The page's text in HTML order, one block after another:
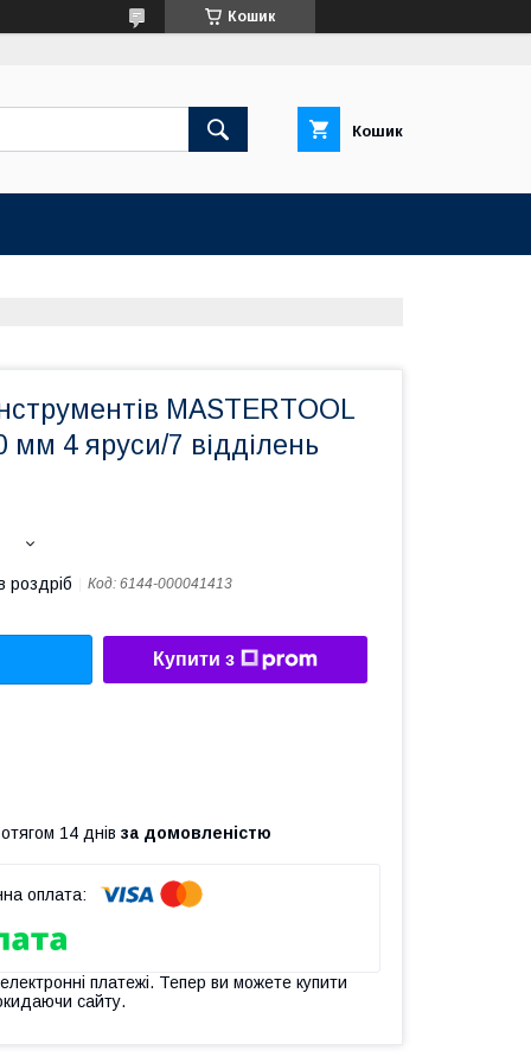
Кошик
Кошик
MASTERTOOL
мм 4 яруси/7 відділень
роздріб Код: 6144-000041413
Купити з
14 днів за домовленістю
платежі. Тепер ви можете купити
сайту.